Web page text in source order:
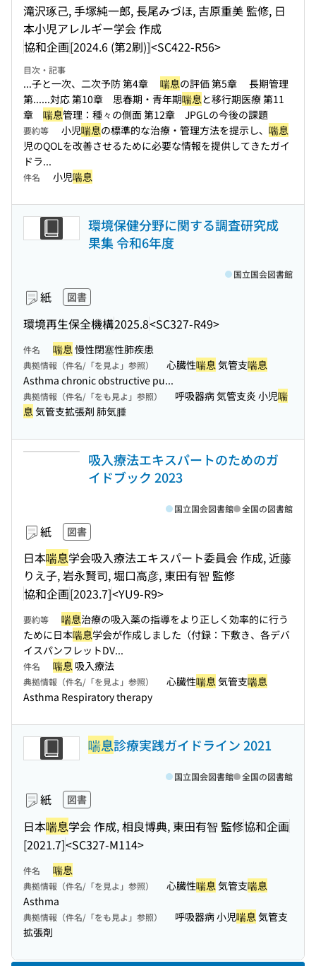
滝沢琢己, 手塚純一郎, 長尾みづほ, 吉原重美 監修, 日
本小児アレルギー学会 作成
協和企画[2024.6 (第2刷)]<SC422-R56>
目次・記事
...子と一次、二次予防 第4章 喘息の評価 第5章 長期管理
第......対応 第10章 思春期・青年期喘息と移行期医療 第11
章 喘息管理：種々の側面 第12章 JPGLの今後の課題
要約等 小児喘息の標準的な治療・管理方法を提示し、 喘息
児のQOLを改善させるために必要な情報を提供してきたガイ
ドラ...
件名 小児喘息
環境保健分野に関する調査研究成
果集 令和6年度
紙 図書
環境再生保全機構2025.8<SC327-R49>
国立国会図書館
件名 喘息慢性閉塞性肺疾患
典拠情報（件名/「を見よ」参照） 心臓性喘息気管支喘息
Asthma chronic obstructive pu...
典拠情報（件名/「をも見よ」参照） 呼吸器病 気管支炎 小児喘
息気管支拡張剤 肺気腫
吸入療法エキスパートのためのガ
イドブック 2023
紙 図書
日本喘息学会吸入療法エキスパート委員会 作成, 近藤
りえ子, 岩永賢司, 堀口高彦, 東田有智 監修
協和企画[2023.7]<YU9-R9>
国立国会図書館 全国の図書館
要約等 喘息治療の吸入薬の指導をより正しく効率的に行う
ために日本喘息学会が作成しました（付録：下敷き、各デバ
イスパンフレットDV...
件名 喘息 吸入療法
典拠情報（件名/「を見よ」参照） 心臓性喘息気管支喘息
Asthma Respiratory therapy
喘息診療実践ガイドライン 2021
紙 図書
日本喘息学会 作成, 相良博典, 東田有智 監修協和企画
[2021.7]<SC327-M114>
国立国会図書館 全国の図書館
件名 喘息
典拠情報（件名/「を見よ」参照） 心臓性喘息気管支喘息
Asthma
典拠情報（件名/「をも見よ」参照） 呼吸器病 小児喘息気管支
拡張剤